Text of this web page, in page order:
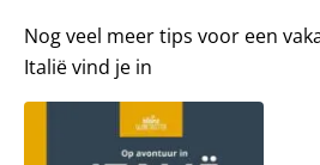
Nog veel meer tips voor een
Italië vind je in